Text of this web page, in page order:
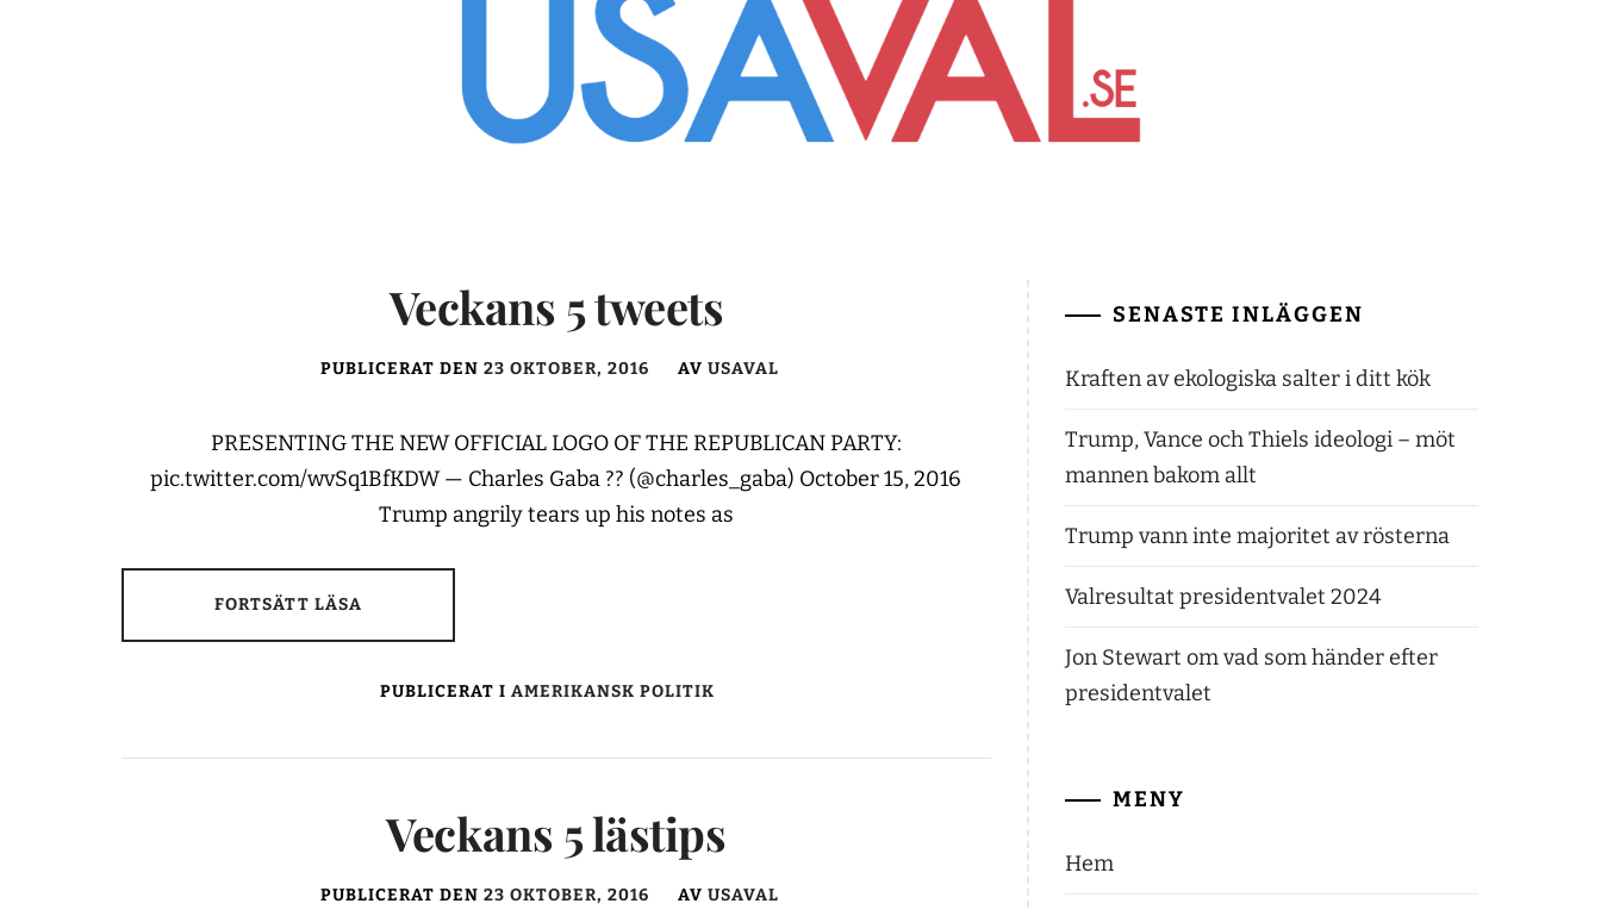
Veckans 5 tweets
PUBLICERAT DEN23 OKTOBER, 2016 AVUSAVAL
PRESENTING THE NEW OFFICIAL LOGO OF THE REPUBLICAN PARTY:
pic.twitter.com/wvSq1BfKDW — Charles Gaba ?? (@charles_gaba) October 15, 2016
Trump angrily tears up his notes as
FORTSÄTT LÄSA
PUBLICERAT I AMERIKANSK POLITIK
Veckans 5 lästips
PUBLICERAT DEN23 OKTOBER, 2016 AVUSAVAL
SENASTE INLÄGGEN
Kraften av ekologiska salter i ditt kök
Trump, Vance och Thiels ideologi – möt
mannen bakom allt
Trump vann inte majoritet av rösterna
Valresultat presidentvalet 2024
Jon Stewart om vad som händer efter
presidentvalet
MENY
Hem